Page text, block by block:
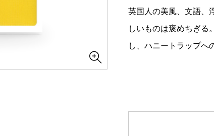
英国人の美風、文語
しいものは褒めちぎる
し、ハニートラップへ